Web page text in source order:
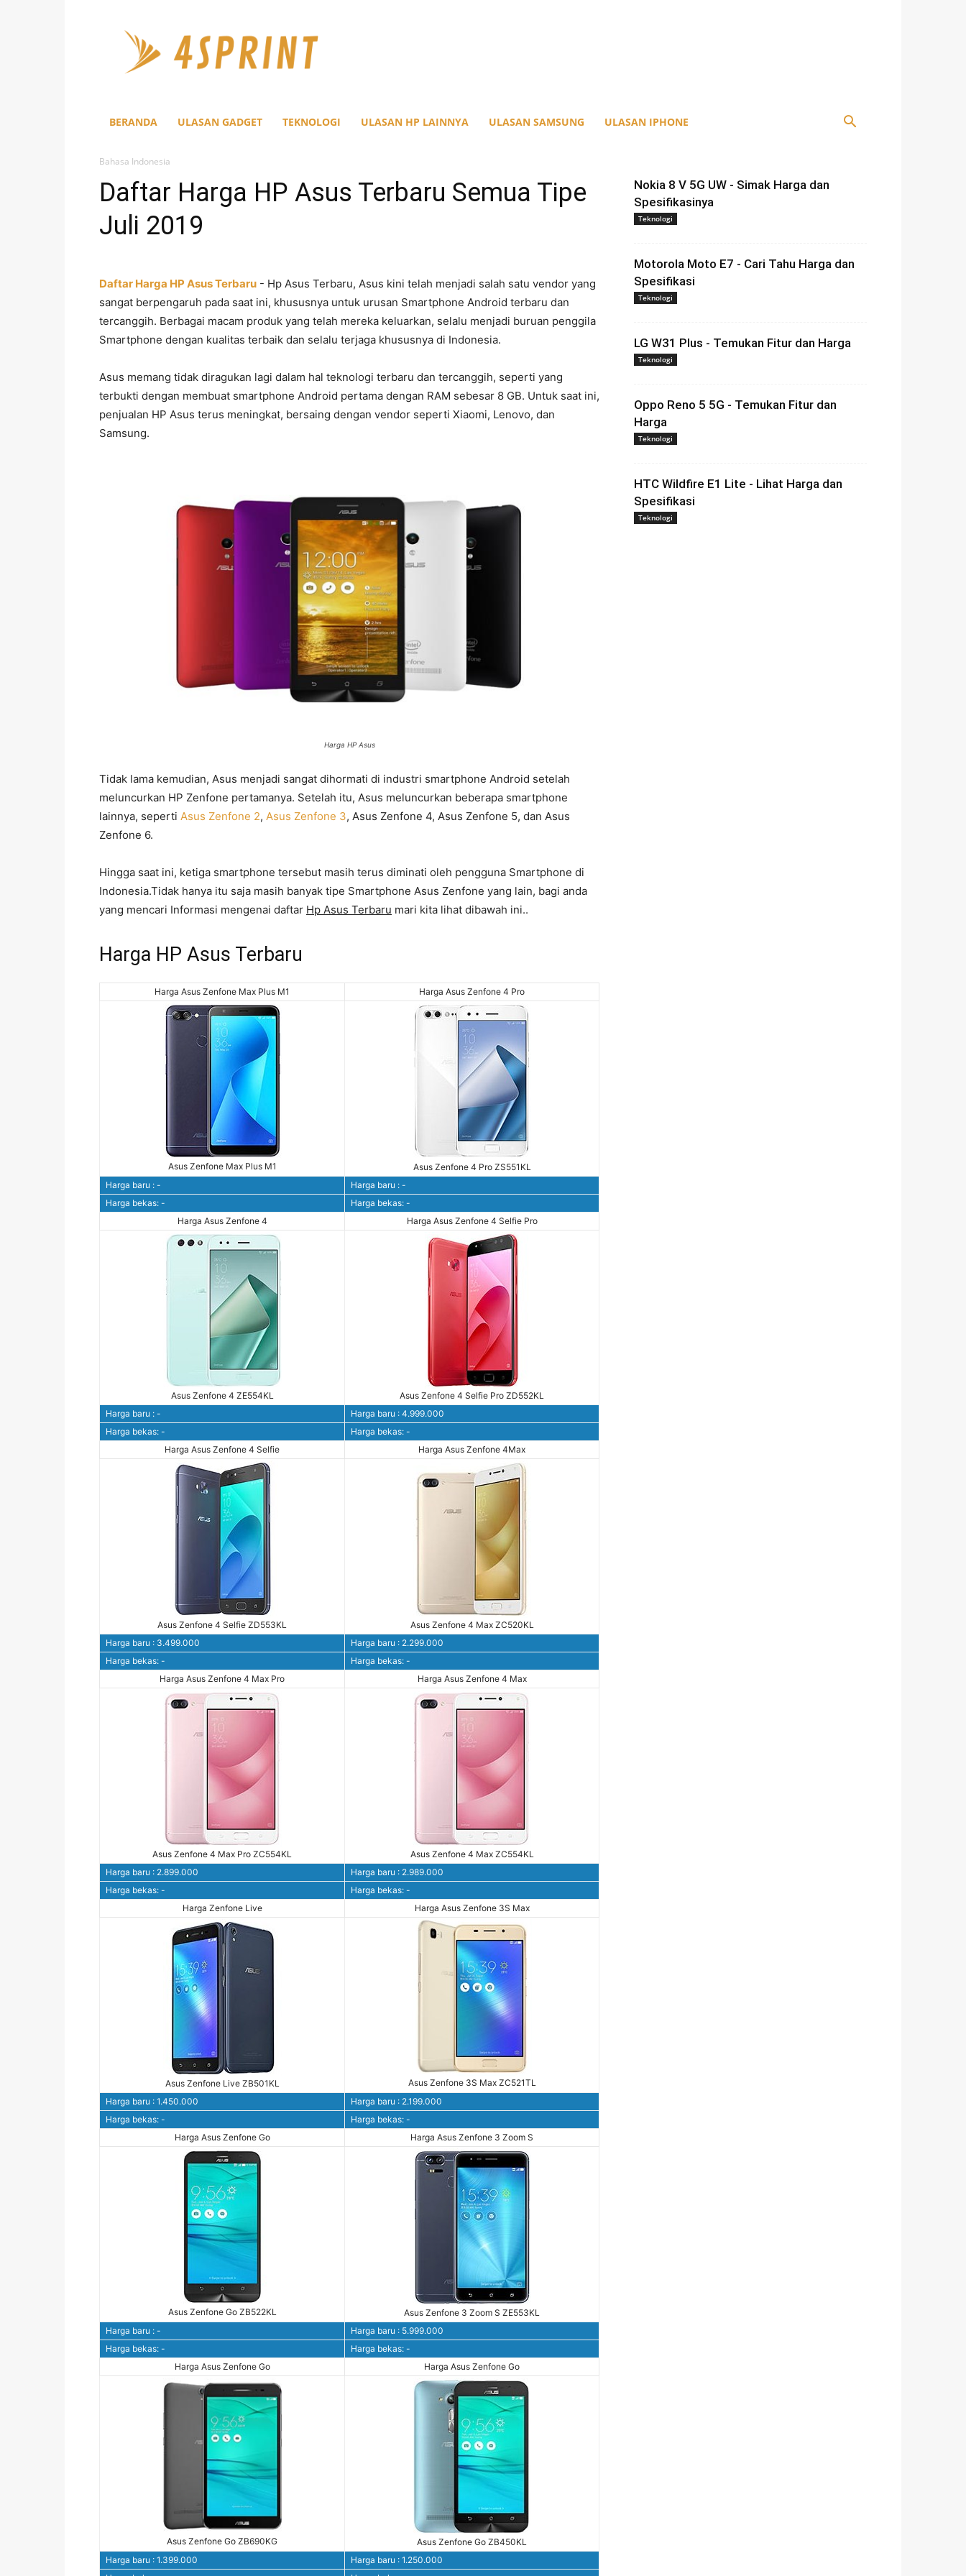
BERANDA ULASAN GADGET TEKNOLOGI ULASAN HP LAINNYA ULASAN SAMSUNG ULASAN IPHONE
Bahasa Indonesia
Daftar Harga HP Asus Terbaru Semua Tipe
Juli 2019
Daftar Harga HP Asus Terbaru - Hp Asus Terbaru, Asus kini telah menjadi salah satu vendor yang
sangat berpengaruh pada saat ini, khususnya untuk urusan Smartphone Android terbaru dan
tercanggih. Berbagai macam produk yang telah mereka keluarkan, selalu menjadi buruan penggila
Smartphone dengan kualitas terbaik dan selalu terjaga khususnya di Indonesia.
Asus memang tidak diragukan lagi dalam hal teknologi terbaru dan tercanggih, seperti yang
terbukti dengan membuat smartphone Android pertama dengan RAM sebesar 8 GB. Untuk saat ini,
penjualan HP Asus terus meningkat, bersaing dengan vendor seperti Xiaomi, Lenovo, dan
Samsung.
Harga HP Asus
Tidak lama kemudian, Asus menjadi sangat dihormati di industri smartphone Android setelah
meluncurkan HP Zenfone pertamanya. Setelah itu, Asus meluncurkan beberapa smartphone
lainnya, seperti Asus Zenfone 2, Asus Zenfone 3, Asus Zenfone 4, Asus Zenfone 5, dan Asus
Zenfone 6.
Hingga saat ini, ketiga smartphone tersebut masih terus diminati oleh pengguna Smartphone di
Indonesia.Tidak hanya itu saja masih banyak tipe Smartphone Asus Zenfone yang lain, bagi anda
yang mencari Informasi mengenai daftar Hp Asus Terbaru mari kita lihat dibawah ini..
Harga HP Asus Terbaru
Harga Asus Zenfone Max Plus M1 Harga Asus Zenfone 4 Pro
Asus Zenfone Max Plus M1
Asus Zenfone 4 Pro ZS551KL
Harga baru : -
Harga baru : -
Harga bekas: -
Harga bekas: -
Harga Asus Zenfone 4
Harga Asus Zenfone 4 Selfie Pro
Asus Zenfone 4 ZE554KL
Asus Zenfone 4 Selfie Pro ZD552KL
Harga baru : -
Harga baru : 4.999.000
Harga bekas: -
Harga bekas: -
Harga Asus Zenfone 4 Selfie
Harga Asus Zenfone 4Max
Asus Zenfone 4 Selfie ZD553KL
Asus Zenfone 4 Max ZC520KL
Harga baru : 3.499.000
Harga baru : 2.299.000
Harga bekas: -
Harga bekas: -
Harga Asus Zenfone 4 Max Pro
Harga Asus Zenfone 4 Max
Asus Zenfone 4 Max Pro ZC554KL
Asus Zenfone 4 Max ZC554KL
Harga baru : 2.899.000
Harga baru : 2.989.000
Harga bekas: -
Harga bekas: -
Harga Zenfone Live
Harga Asus Zenfone 3S Max
Asus Zenfone Live ZB501KL
Asus Zenfone 3S Max ZC521TL
Harga baru : 1.450.000
Harga baru : 2.199.000
Harga bekas: -
Harga bekas: -
Harga Asus Zenfone Go
Harga Asus Zenfone 3 Zoom S
Asus Zenfone Go ZB522KL
Asus Zenfone 3 Zoom S ZE553KL
Harga baru : -
Harga baru : 5.999.000
Harga bekas: -
Harga bekas: -
Harga Asus Zenfone Go
Harga Asus Zenfone Go
Asus Zenfone Go ZB690KG
Asus Zenfone Go ZB450KL
Harga baru : 1.399.000
Harga baru : 1.250.000
Nokia 8 V 5G UW - Simak Harga dan
Spesifikasinya
Teknologi
Motorola Moto E7 - Cari Tahu Harga dan
Spesifikasi
Teknologi
LG W31 Plus - Temukan Fitur dan Harga
Teknologi
Oppo Reno 5 5G - Temukan Fitur dan
Harga
Teknologi
HTC Wildfire E1 Lite - Lihat Harga dan
Spesifikasi
Teknologi